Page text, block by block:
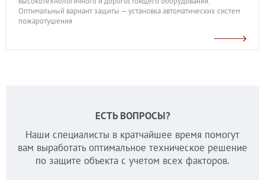
Оптимальный вариант защиты — установка автоматических систем
пожаротушения
ЕСТЬ ВОПРОСЫ?
Наши специалисты в кратчайшее время помогут
вам выработать оптимальное техническое решение
по защите объекта с учетом всех факторов.